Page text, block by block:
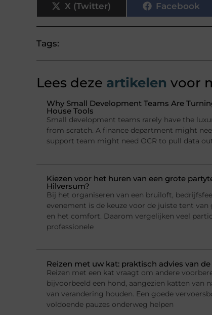
X (Twitter) Facebook
Tags:
Lees deze artikelen voor
Why Small Development Teams Are
House Tools
Small development teams rarely have the
from scratch. A finance department might
support team might need OCR to pull data
Kiezen voor het huren van een grote
Hilversum?
Bij het organiseren van een bruiloft,
evenement is de keuze voor de juiste tent
en het comfort. Daarom vergelijken veel
professionele
Reizen met uw kat: praktisch advies van
Reizen met een kat vraagt om andere
bijvoorbeeld een hond, aangezien katten van
van verandering houden. Een goede
voldoende pauzes onderweg helpen